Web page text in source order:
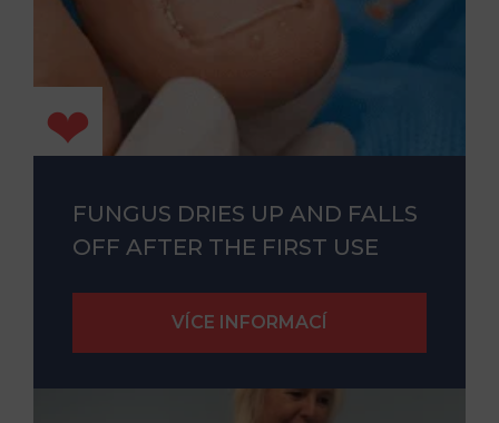
FUNGUS DRIES UP AND FALLS
OFF AFTER THE FIRST USE